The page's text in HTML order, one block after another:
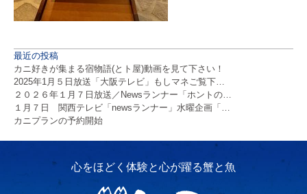
最近の投稿
カニ好きが集まる宿物語(とト屋)動画を見て下さい！
2025年1月５日放送「大阪テレビ」もしマネご覧下…
２０２６年１月７日放送／Newsランナー「ホントの…
１月７日 関西テレビ「newsランナー」水曜企画「…
カニプランの予約開始